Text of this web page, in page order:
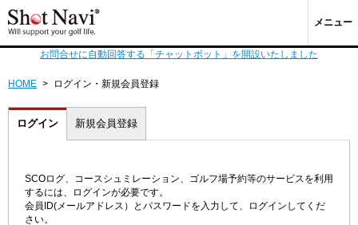
メニュー
お問合せに自動回答する「チャットボット」を開設いたしました
HOME > ログイン・新規会員登録
ログイン 新規会員登録
SCOログ、コースシュミレーション、ゴルフ場予約等のサービスを利用
するには、ログインが必要です。
会員ID(メールアドレス）とパスワードを入力して、ログインしてくだ
さい。